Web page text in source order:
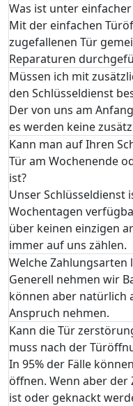
Was ist unter
Mit der einfachen
zugefallenen Tür
Reparaturen
Müssen ich mit
den Schlüsseldienst
Der von uns am
es werden keine
Kann man auf Ihren
Tür am Wochenende
ist?
Unser Schlüsseldienst
Wochentagen
über keinen einzigen
immer auf uns zählen.
Welche Zahlungsarten
Generell nehmen wir
können aber natürlich
Anspruch nehmen.
Kann die Tür
muss nach der
In 95% der Fälle
öffnen. Wenn aber der
ist oder geknackt